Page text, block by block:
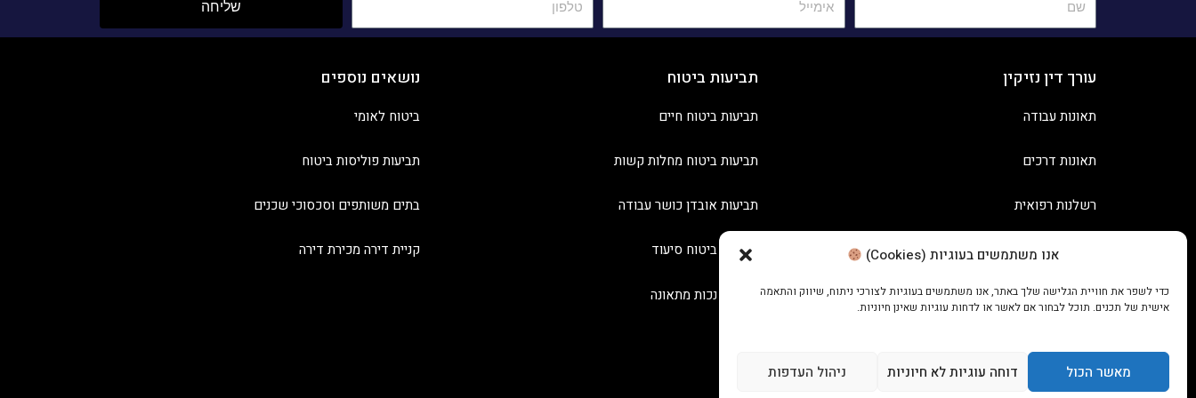
אנו משתמשים בעוגיות (Cookies)
כדי לשפר את חוויית הגלישה שלך באתר, אנו משתמשים בעוגיות לצורכי ניתוח, שיווק והתאמה
אישית של תכנים. תוכל לבחור אם לאשר או לדחות עוגיות שאינן חיוניות.
מאשר הכול דוחה עוגיות לא חיוניות ניהול העדפות
שליחה
עורך דין נזיקין
תאונות עבודה
תאונות דרכים
רשלנות רפואית
תביעות ביטוח
תביעות ביטוח חיים
תביעות ביטוח מחלות קשות
תביעות אובדן כושר עבודה
תביעות ביטוח סיעוד
תביעות נכות מתאונה
נושאים נוספים
ביטוח לאומי
תביעות פוליסות ביטוח
בתים משותפים וסכסוכי שכנים
קניית דירה מכירת דירה